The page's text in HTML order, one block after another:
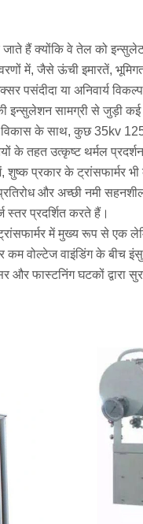
हैं क्योंकि वे तेल को
में, जैसे ऊंची इमारतें, भूमिगत
पसंदीदा या अनिवार्य
इन्सुलेशन सामग्री से जुड़ी
के साथ, कुछ 35kv
के तहत उत्कृष्ट थर्मल
प्रकार के ट्रांसफार्मर
और अच्छी नमी
स्तर प्रदर्शित करते हैं।
में मुख्य रूप से एक
वोल्टेज वाइंडिंग के बीच
फास्टनिंग घटकों द्वारा